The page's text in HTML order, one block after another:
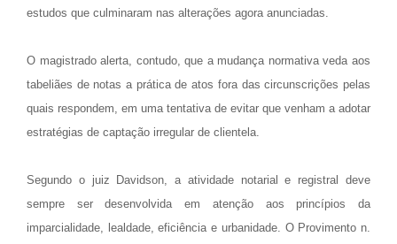
estudos que culminaram nas alterações agora anunciadas.
O magistrado alerta, contudo, que a mudança normativa veda aos
tabeliães de notas a prática de atos fora das circunscrições pelas
quais respondem, em uma tentativa de evitar que venham a adotar
estratégias de captação irregular de clientela.
Segundo o juiz Davidson, a atividade notarial e registral deve
sempre ser desenvolvida em atenção aos princípios da
imparcialidade, lealdade, eficiência e urbanidade. O Provimento n.